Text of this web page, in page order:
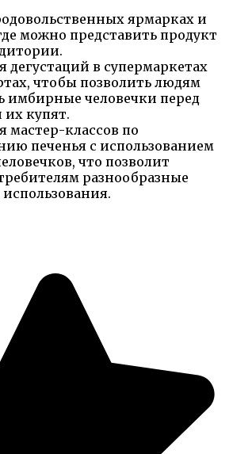
ярмарках и
можно представить продукт
дегустаций в супермаркетах
чтобы позволить людям
имбирные человечки перед
их купят.
мастер-классов по
печенья с использованием
что позволит
разнообразные